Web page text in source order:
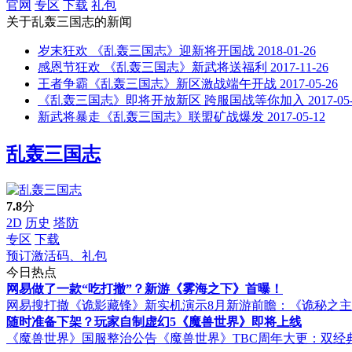
官网 专区 下载 礼包
关于乱轰三国志的新闻
岁末狂欢 《乱轰三国志》迎新将开国战 2018-01-26
感恩节狂欢 《乱轰三国志》新武将送福利 2017-11-26
王者争霸《乱轰三国志》新区激战端午开战 2017-05-26
《乱轰三国志》即将开放新区 跨服国战等你加入 2017-
新武将暴走《乱轰三国志》联盟矿战爆发 2017-05-12
乱轰三国志
7.8分
2D 历史 塔防
专区 下载
预订激活码、礼包
今日热点
网易做了一款“吃打撤”？新游《雾海之下》首曝！
网易搜打撤《诡影藏锋》新实机演示8月新游前瞻：《诡秘之
随时准备下架？玩家自制虚幻5《魔兽世界》即将上线
《魔兽世界》国服整治公告 《魔兽世界》TBC周年大更：双经